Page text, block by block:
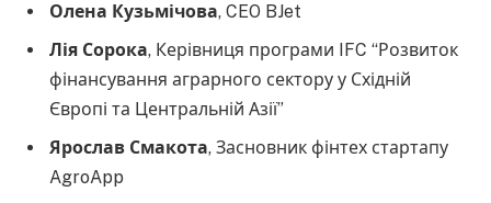
Олена Кузьмічова, CEO BJet
Лія Сорока, Керівниця програми IFC “Розвиток
фінансування аграрного сектору у Східній
Європі та Центральній Азії”
Ярослав Смакота, Засновник фінтех стартапу
AgroApp